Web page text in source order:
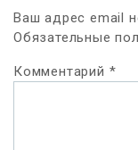
Ваш адрес email
Обязательные
Комментарий *